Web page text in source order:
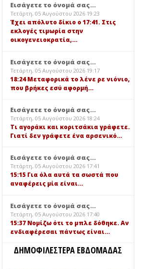
Εισάγετε το όνομά σας...
Τετάρτη, 05 Αυγούστου 2026 19:23
Έχει απόλυτο δίκιο ο 17:41. Στις
εκλογές τιμωρία στην
οικογενειοκρατία,…
Εισάγετε το όνομά σας...
Τετάρτη, 05 Αυγούστου 2026 19:17
18:24 Μεταφορικά το λένε ρε νιόνιο,
που βρήκες εσύ αφορμή…
Εισάγετε το όνομά σας...
Τετάρτη, 05 Αυγούστου 2026 18:24
Τι αγοράκι και κοριτσάκια γράφετε.
Γιατί δεν γράφετε ένα αρσενικό…
Εισάγετε το όνομά σας...
Τετάρτη, 05 Αυγούστου 2026 17:41
15:15 Για όλα αυτά τα σωστά που
αναφέρεις μία είναι…
Εισάγετε το όνομά σας...
Τετάρτη, 05 Αυγούστου 2026 17:40
15:37 Νομίζω ότι το μπλε δόθηκε. Αν
ενδιαφέρεσαι πάντως είναι…
ΔΗΜΟΦΙΛΕΣΤΕΡΑ ΕΒΔΟΜΑΔΑΣ